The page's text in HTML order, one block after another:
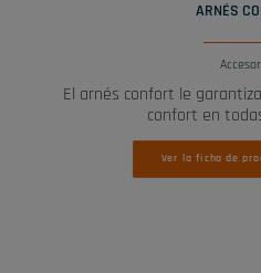
ARNÉS
El arnés confort le
confort en
Ver la ficha de